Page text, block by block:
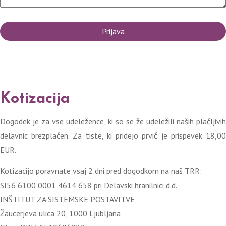
Kotizacija
Dogodek je za vse udeležence, ki so se že udeležili naših plačljivih
delavnic brezplačen. Za tiste, ki pridejo prvič je prispevek 18,00
EUR.
Kotizacijo poravnate vsaj 2 dni pred dogodkom na naš TRR:
SI56 6100 0001 4614 658 pri Delavski hranilnici d.d.
INŠTITUT ZA SISTEMSKE POSTAVITVE
Žaucerjeva ulica 20, 1000 Ljubljana